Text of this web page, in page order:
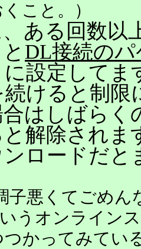
こと。）
ある回数以
DL接続の
設定してま
続けると制限
はしばらく
解除されま
ロードだと
子悪くてごめん
うオンライン
かってみてい